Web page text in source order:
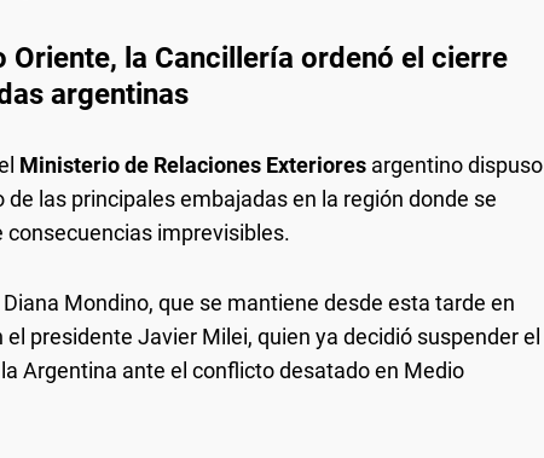
Oriente, la Cancillería ordenó el cierre
argentinas
Ministerio de Relaciones Exteriores argentino dispuso
las principales embajadas en la región donde se
imprevisibles.
Mondino, que se mantiene desde esta tarde en
presidente Javier Milei, quien ya decidió suspender el
Argentina ante el conflicto desatado en Medio